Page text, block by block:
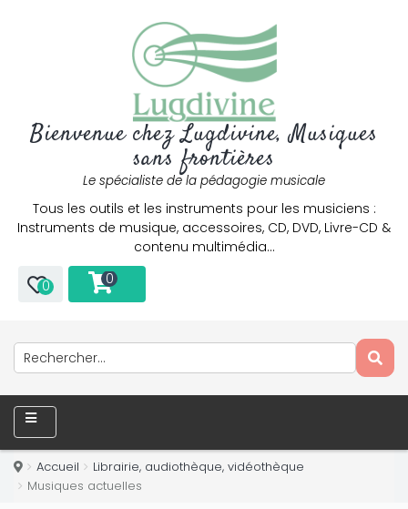
Bienvenue chez Lugdivine, Musiques
sans frontières
Le spécialiste de la pédagogie musicale
Tous les outils et les instruments pour les musiciens :
Instruments de musique, accessoires, CD, DVD, Livre-CD &
contenu multimédia…
0 0
Accueil
Librairie, audiothèque, vidéothèque
Musiques actuelles